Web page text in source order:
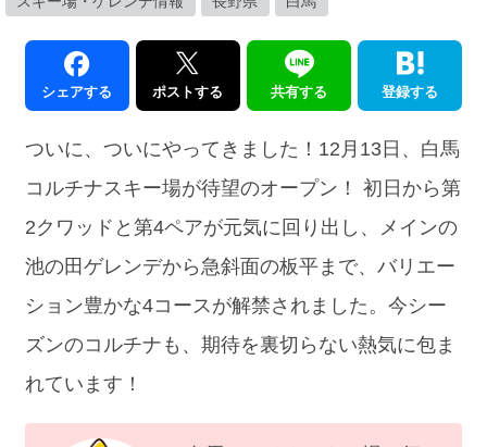
シェアする ポストする 共有する 登録する
ついに、ついにやってきました！12月13日、白馬
コルチナスキー場が待望のオープン！ 初日から第
2クワッドと第4ペアが元気に回り出し、メインの
池の田ゲレンデから急斜面の板平まで、バリエー
ション豊かな4コースが解禁されました。今シー
ズンのコルチナも、期待を裏切らない熱気に包ま
れています！